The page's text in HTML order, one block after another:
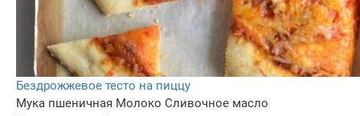
Бездрожжевое тесто на пиццу
Мука пшеничная Молоко Сливочное масло